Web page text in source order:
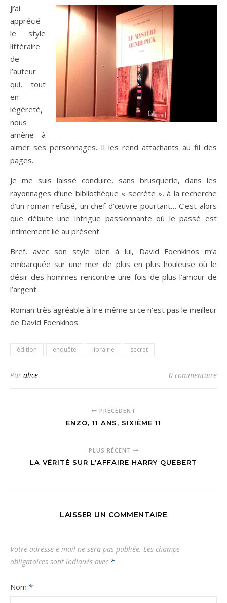
J’ai
apprécié
le style
littéraire
de
l’auteur
qui, tout
en
légèreté,
nous
amène à
aimer ses personnages. Il les rend attachants au fil des
pages.
Je me suis laissé conduire, sans brusquerie, dans les
rayonnages d’une bibliothèque « secrète », à la recherche
d’un roman refusé, un chef-d’œuvre pourtant… C’est alors
que débute une intrigue passionnante où le passé est
intimement lié au présent.
Bref, avec son style bien à lui, David Foenkinos m’a
embarquée sur une mer de plus en plus houleuse où le
désir des hommes rencontre une fois de plus l’amour de
l’argent.
Roman très agréable à lire même si ce n’est pas le meilleur
de David Foenkinos.
édition enquête librairie secret
Par alice 0 commentaire
PRÉCÉDENT
ENZO, 11 ANS, SIXIÈME 11
PLUS RÉCENT
LA VÉRITÉ SUR L’AFFAIRE HARRY QUEBERT
LAISSER UN COMMENTAIRE
Votre adresse e-mail ne sera pas publiée. Les champs
obligatoires sont indiqués avec *
Nom *